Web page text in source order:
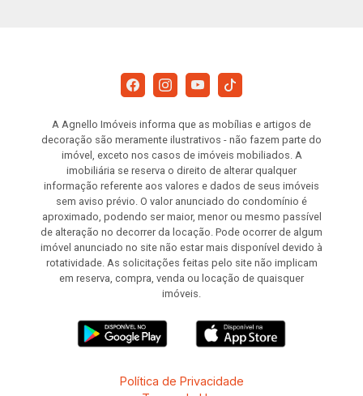
A Agnello Imóveis informa que as mobílias e artigos de
decoração são meramente ilustrativos - não fazem parte do
imóvel, exceto nos casos de imóveis mobiliados. A
imobiliária se reserva o direito de alterar qualquer
informação referente aos valores e dados de seus imóveis
sem aviso prévio. O valor anunciado do condomínio é
aproximado, podendo ser maior, menor ou mesmo passível
de alteração no decorrer da locação. Pode ocorrer de algum
imóvel anunciado no site não estar mais disponível devido à
rotatividade. As solicitações feitas pelo site não implicam
em reserva, compra, venda ou locação de quaisquer
imóveis.
Política de Privacidade